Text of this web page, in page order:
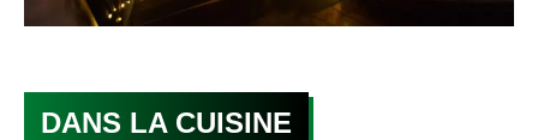
DANS LA CUISINE